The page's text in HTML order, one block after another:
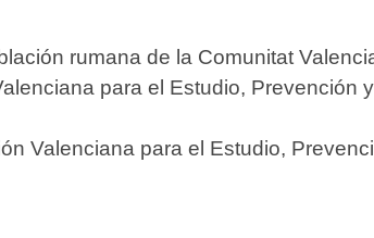
rumana de la Comunitat
para el Estudio, Prevención
Valenciana para el Estudio,